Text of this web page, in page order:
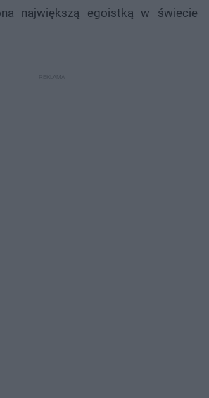
największą egoistką w świecie